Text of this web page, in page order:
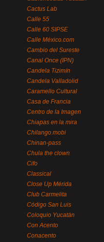
Cactus Lab
Calle 55
Calle 60 SIPSE
Calle México.com
Cambio del Sureste
Canal Once (IPN)
Candela Tizimín
Candela Valladolid
Caramello Cultural
Casa de Francia
Centro de la Imagen
Chiapas en la mira
Chilango.mobi
Chinan-pass
Chula the clown
Cifo
Classical
Close Up Mérida
Club Carmelita
Código San Luis
Coloquio Yucatán
Con Acento
Conacento